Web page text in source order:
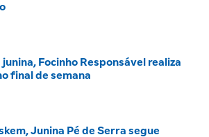
Focinho Responsável realiza
final de semana
Junina Pé de Serra segue